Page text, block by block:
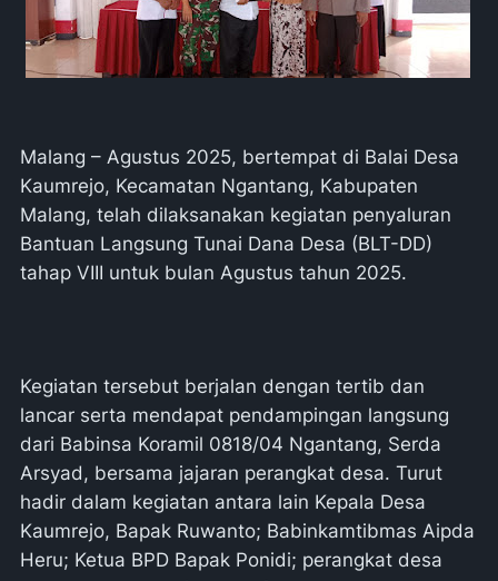
Malang – Agustus 2025, bertempat di Balai Desa
Kaumrejo, Kecamatan Ngantang, Kabupaten
Malang, telah dilaksanakan kegiatan penyaluran
Bantuan Langsung Tunai Dana Desa (BLT-DD)
tahap VIII untuk bulan Agustus tahun 2025.
Kegiatan tersebut berjalan dengan tertib dan
lancar serta mendapat pendampingan langsung
dari Babinsa Koramil 0818/04 Ngantang, Serda
Arsyad, bersama jajaran perangkat desa. Turut
hadir dalam kegiatan antara lain Kepala Desa
Kaumrejo, Bapak Ruwanto; Babinkamtibmas Aipda
Heru; Ketua BPD Bapak Ponidi; perangkat desa